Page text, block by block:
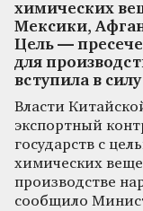
химических
Мексики,
Цель —
для
вступила в
Власти
экспортный
государств с
химических
производстве
сообщило